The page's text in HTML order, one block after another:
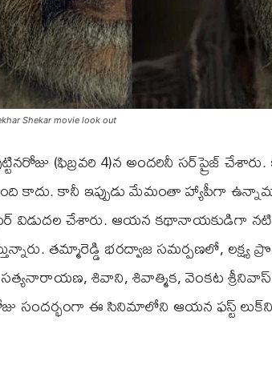
Shekar movie look out
(ఫిబ్రవరి 4)న అందరినీ సర్‌ప్రైజ్
కాదు. కానీ ఇప్పుడు మేమంతా హ్యాపీగా
విడుదల చేశారు. ఆయన కథానాయకుడిగా
తమ్మారెడ్డి భరద్వాజ సమర్పణలో, లక్ష్య
శివాని, శివాత్మిక, వెంకట శ్రీనివాస్
సందర్భంగా ఈ సినిమాలోని ఆయన ఫస్ట్